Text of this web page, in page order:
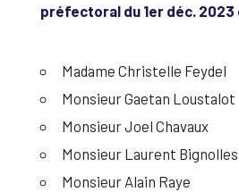
préfectoral du 1er déc. 2023
Madame Christelle Feydel
Monsieur Gaetan Loustalot
Monsieur Joel Chavaux
Monsieur Laurent
Monsieur Alain Raye